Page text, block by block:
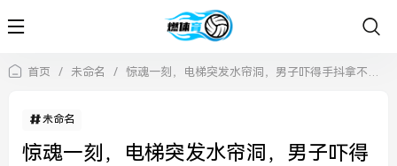
首页 / 未命名 / 惊魂一刻，电梯突发水帘洞，男子吓得手抖拿不住手机，网友，这谁顶得住？电梯突发水帘洞，男子吓得手抖拿不住手机，网友，这谁顶得住？
未命名
惊魂一刻，电梯突发水帘洞，男子吓得